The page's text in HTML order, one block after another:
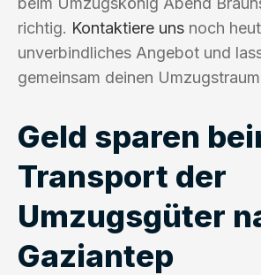
richtig. Kontaktiere uns noch
unverbindliches Angebot und
gemeinsam deinen
Geld sparen
Transport der
Umzugsgüter
Gaziantep